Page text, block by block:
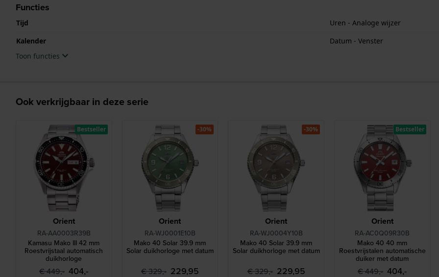
Functies
Tijd
Uren - Analoge wijzer
Kalender
Datum - Venster
Toon functies
Ook verkrijgbaar in deze serie
Orient
RA-AA0003R39B
Kamasu Mako III 42 mm
Roestvrijstaal automatisch
duikhorloge
€ 449,- 404,-
Bestseller
Orient
RA-WJ0001E10B
Mako 40 Solar 39.9 mm
Solar duikhorloge met datum
€ 329,- 229,95
-30%
Orient
RA-WJ0004Y10B
Mako 40 Solar 39.9 mm
Solar duikhorloge met datum
€ 329,- 229,95
-30%
Orient
RA-AC0Q09R30B
Mako 40 40 mm
Roestvrijstalen automatische
duiker met datum
€ 449,- 404,-
Bestseller